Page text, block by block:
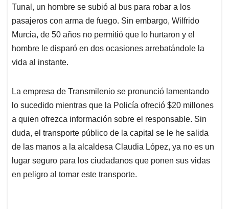
Tunal, un hombre se subió al bus para robar a los
pasajeros con arma de fuego. Sin embargo, Wilfrido
Murcia, de 50 años no permitió que lo hurtaron y el
hombre le disparó en dos ocasiones arrebatándole la
vida al instante.
La empresa de Transmilenio se pronunció lamentando
lo sucedido mientras que la Policía ofreció $20 millones
a quien ofrezca información sobre el responsable. Sin
duda, el transporte público de la capital se le he salida
de las manos a la alcaldesa Claudia López, ya no es un
lugar seguro para los ciudadanos que ponen sus vidas
en peligro al tomar este transporte.